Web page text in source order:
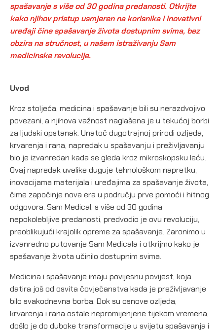
spašavanje s više od 30 godina predanosti. Otkrijte
kako njihov pristup usmjeren na korisnika i inovativni
uređaji čine spašavanje života dostupnim svima, bez
obzira na stručnost, u našem istraživanju Sam
medicinske revolucije.
Uvod
Kroz stoljeća, medicina i spašavanje bili su nerazdvojivo
povezani, a njihova važnost naglašena je u tekućoj borbi
za ljudski opstanak. Unatoč dugotrajnoj prirodi ozljeda,
krvarenja i rana, napredak u spašavanju i preživljavanju
bio je izvanredan kada se gleda kroz mikroskopsku leću.
Ovaj napredak uvelike duguje tehnološkom napretku,
inovacijama materijala i uređajima za spašavanje života,
čime započinje nova era u području prve pomoći i hitnog
odgovora. Sam Medical, s više od 30 godina
nepokolebljive predanosti, predvodio je ovu revoluciju,
preoblikujući krajolik opreme za spašavanje. Zaronimo u
izvanredno putovanje Sam Medicala i otkrijmo kako je
spašavanje života učinilo dostupnim svima.
Medicina i spašavanje imaju povijesnu povijest, koja
datira još od osvita čovječanstva kada je preživljavanje
bilo svakodnevna borba. Dok su osnove ozljeda,
krvarenja i rana ostale nepromijenjene tijekom vremena,
došlo je do duboke transformacije u svijetu spašavanja i